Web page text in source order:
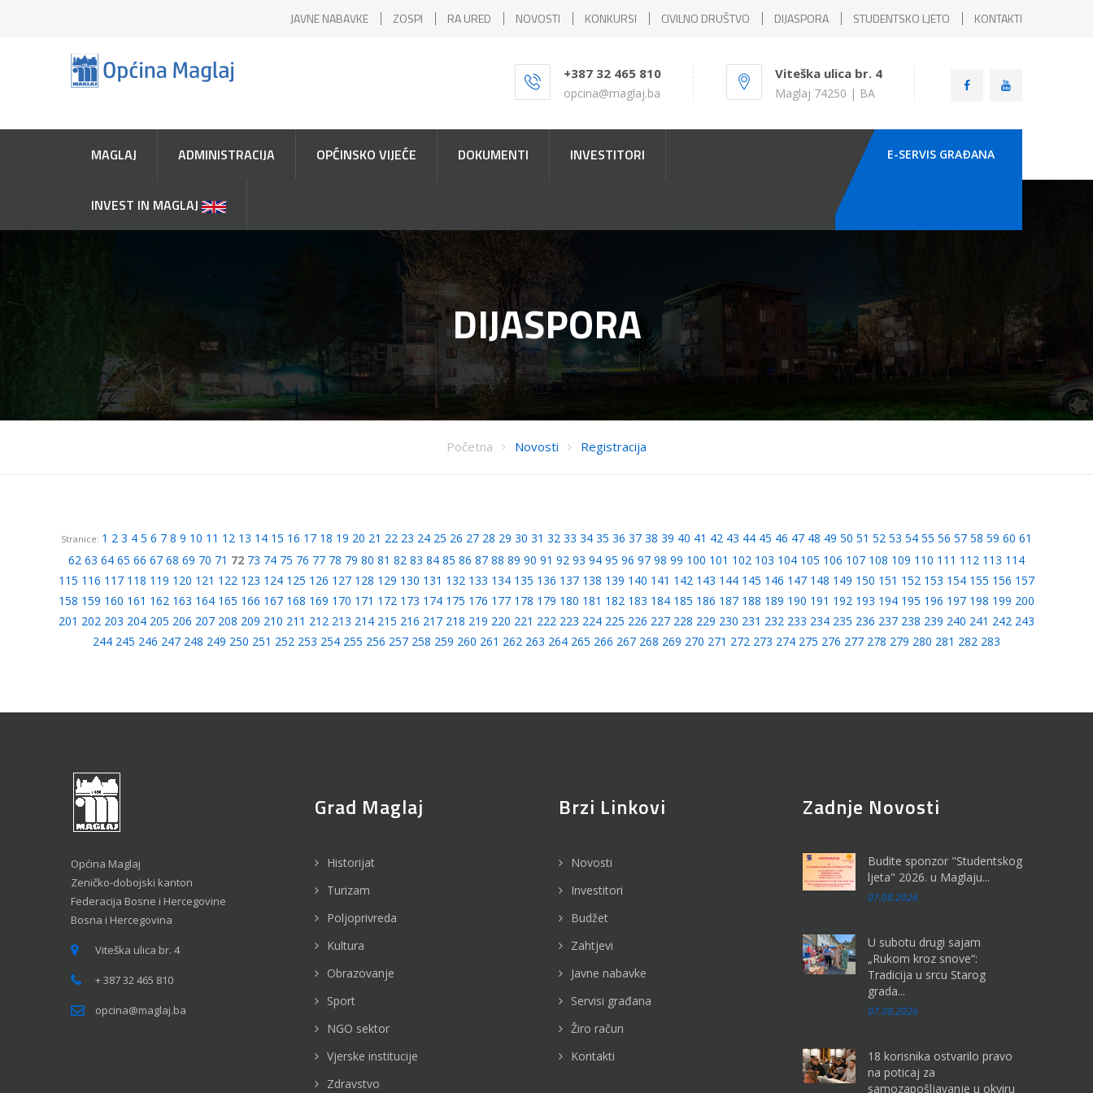
JAVNE NABAVKE ZOSPI RA URED NOVOSTI KONKURSI CIVILNO DRUŠTVO DIJASPORA STUDENTSKO LJETO KONTAKTI
+387 32 465 810
opcina@maglaj.ba
Viteška ulica br. 4
Maglaj 74250 | BA
MAGLAJ ADMINISTRACIJA OPĆINSKO VIJEĆE DOKUMENTI INVESTITORI
INVEST IN MAGLAJ
E-SERVIS GRAÐANA
DIJASPORA
Početna Novosti Registracija
Stranice: 1 2 3 4 5 6 7 8 9 10 11 12 13 14 15 16 17 18 19 20 21 22 23 24 25 26 27 28 29 30 31 32 33 34 35 36 37 38 39 40 41 42 43 44 45 46 47 48 49 50 51 52 53 54 55 56 57 58 59 60 61
62 63 64 65 66 67 68 69 70 71 72 73 74 75 76 77 78 79 80 81 82 83 84 85 86 87 88 89 90 91 92 93 94 95 96 97 98 99 100 101 102 103 104 105 106 107 108 109 110 111 112 113 114
115 116 117 118 119 120 121 122 123 124 125 126 127 128 129 130 131 132 133 134 135 136 137 138 139 140 141 142 143 144 145 146 147 148 149 150 151 152 153 154 155 156 157
158 159 160 161 162 163 164 165 166 167 168 169 170 171 172 173 174 175 176 177 178 179 180 181 182 183 184 185 186 187 188 189 190 191 192 193 194 195 196 197 198 199 200
201 202 203 204 205 206 207 208 209 210 211 212 213 214 215 216 217 218 219 220 221 222 223 224 225 226 227 228 229 230 231 232 233 234 235 236 237 238 239 240 241 242 243
244 245 246 247 248 249 250 251 252 253 254 255 256 257 258 259 260 261 262 263 264 265 266 267 268 269 270 271 272 273 274 275 276 277 278 279 280 281 282 283
Općina Maglaj
Zeničko-dobojski kanton
Federacija Bosne i Hercegovine
Bosna i Hercegovina
Viteška ulica br. 4
+ 387 32 465 810
opcina@maglaj.ba
Grad Maglaj
Historijat
Turizam
Poljoprivreda
Kultura
Obrazovanje
Sport
NGO sektor
Vjerske institucije
Zdravstvo
Brzi Linkovi
Novosti
Investitori
Budžet
Zahtjevi
Javne nabavke
Servisi građana
Žiro račun
Kontakti
Zadnje Novosti
Budite sponzor "Studentskog
ljeta" 2026. u Maglaju...
07.08.2026
U subotu drugi sajam
„Rukom kroz snove“:
Tradicija u srcu Starog
grada...
07.08.2026
18 korisnika ostvarilo pravo
na poticaj za
samozapošljavanje u okviru